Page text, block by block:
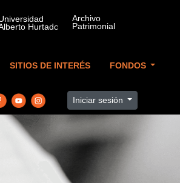
SITIOS DE INTERÉS FONDOS
Iniciar sesión